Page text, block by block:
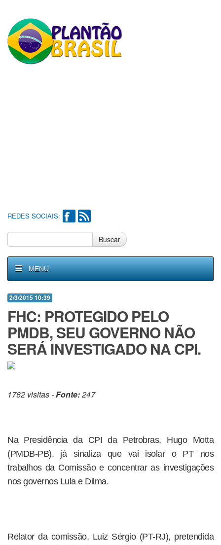
REDES SOCIAIS:
Buscar
MENU
2/3/2015 10:39
FHC: PROTEGIDO PELO
PMDB, SEU GOVERNO NÃO
SERÁ INVESTIGADO NA CPI.
1762 visitas -Fonte:247
Na Presidência da CPI da Petrobras, Hugo Motta
(PMDB-PB), já sinaliza que vai isolar o PT nos
trabalhos da Comissão e concentrar as investigações
nos governos Lula e Dilma.
Relator da comissão, Luiz Sérgio (PT-RJ), pretendida